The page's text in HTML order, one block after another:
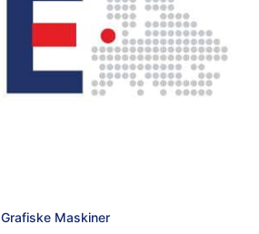
Grafiske Maskiner